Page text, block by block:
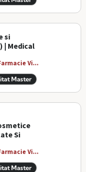
si
| Medical
Vi...
Master
Si
Vi...
Master